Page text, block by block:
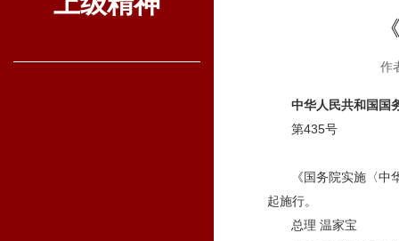
作
中华人民共和国国
第435号
《国务院实施〈
起施行。
总理